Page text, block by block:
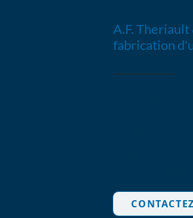
A.F. Theriault
fabrication